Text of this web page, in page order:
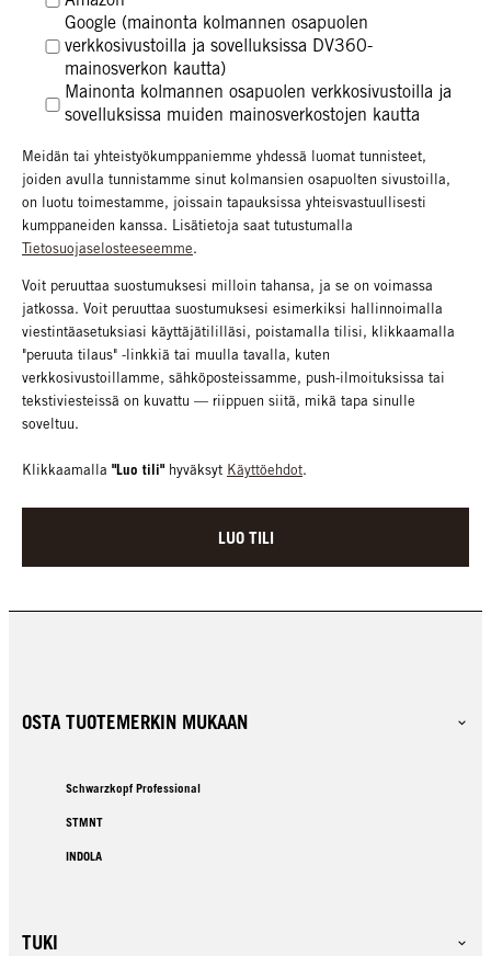
tietojen lisäksi personoinnin mahdollistamiseksi sekä
tunnistettujen ominaisuuksien ja kiinnostuksen kohteiden
perusteella.
Google (mainonta kolmannen osapuolen
verkkosivustoilla ja sovelluksissa DV360-
mainosverkon kautta)
Mainonta kolmannen osapuolen verkkosivustoilla ja
sovelluksissa muiden mainosverkostojen kautta
Meidän tai yhteistyökumppaniemme yhdessä luomat tunnisteet,
joiden avulla tunnistamme sinut kolmansien osapuolten sivustoilla,
on luotu toimestamme, joissain tapauksissa yhteisvastuullisesti
kumppaneiden kanssa. Lisätietoja saat tutustumalla
Tietosuojaselosteeseemme.
Voit peruuttaa suostumuksesi milloin tahansa, ja se on voimassa
jatkossa. Voit peruuttaa suostumuksesi esimerkiksi hallinnoimalla
viestintäasetuksiasi käyttäjätililläsi, poistamalla tilisi, klikkaamalla
"peruuta tilaus" -linkkiä tai muulla tavalla, kuten
verkkosivustoillamme, sähköposteissamme, push-ilmoituksissa tai
tekstiviesteissä on kuvattu — riippuen siitä, mikä tapa sinulle
soveltuu.
Klikkaamalla "Luo tili" hyväksyt Käyttöehdot.
LUO TILI
OSTA TUOTEMERKIN MUKAAN
Schwarzkopf Professional
STMNT
INDOLA
TUKI